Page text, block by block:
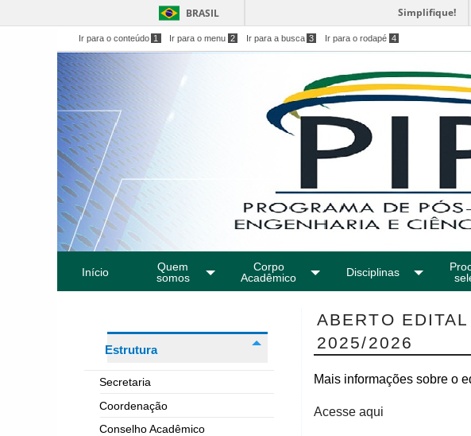
BRASIL Simplifique!
Ir para o conteúdo 1 Ir para o menu 2 Ir para a busca 3 Ir para o rodapé 4
Início
Quem
somos
Corpo
Acadêmico
Disciplinas
Estrutura
Secretaria
Coordenação
Conselho Acadêmico
ABERTO
2025/2026
Mais informações sobre o
Acesse aqui